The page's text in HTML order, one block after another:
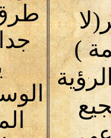
كلمة )
طرق